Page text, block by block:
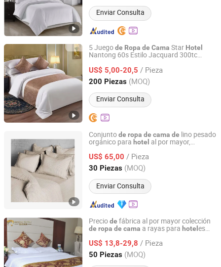
Enviar Consulta
5 Juegode Ropa de Cama Star Hotel
Nantong 60s Estilo Jacquard 300tc
US$ 5,00-20,5 / Pieza
200 Piezas (MOQ)
Enviar Consulta
Nantong Gaoxin Home Furnishing Co., Ltd.
Jiangsu, China Desde 2025
Conjuntode ropa de cama de lino pesado
orgánico para hotel al por mayor,
US$ 65,00 / Pieza
30 Piezas (MOQ)
Enviar Consulta
Hebei Lanyou Technology Co., Ltd.
Hebei, China Desde 2026
Preciode fábrica al por mayor colección
de ropa de cama a rayas para hotel es
US$ 13,8-29,8 / Pieza
50 Piezas (MOQ)
Shanghai General Textile Co., Ltd.
Shanghai, China Desde 2018